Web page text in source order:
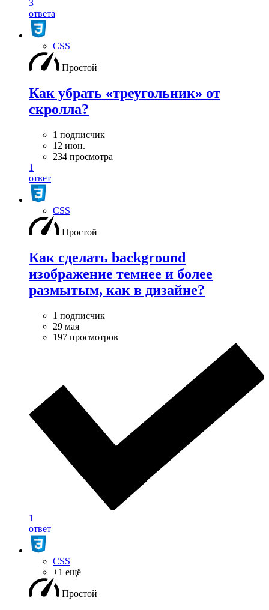
3
ответа
CSS
Простой
Как убрать «треугольник» от
скролла?
1 подписчик
12 июн.
234 просмотра
1
ответ
CSS
Простой
Как сделать background
изображение темнее и более
размытым, как в дизайне?
1 подписчик
29 мая
197 просмотров
1
ответ
CSS
+1 ещё
Простой